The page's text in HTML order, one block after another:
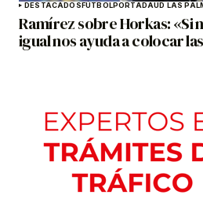
DESTACADOSFÚTBOLPORTADAUD LAS
Ramírez sobre Horkas: «Si
igual nos ayuda a colocar